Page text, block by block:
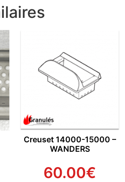
Creuset 14000-15000 –
WANDERS
60.00€